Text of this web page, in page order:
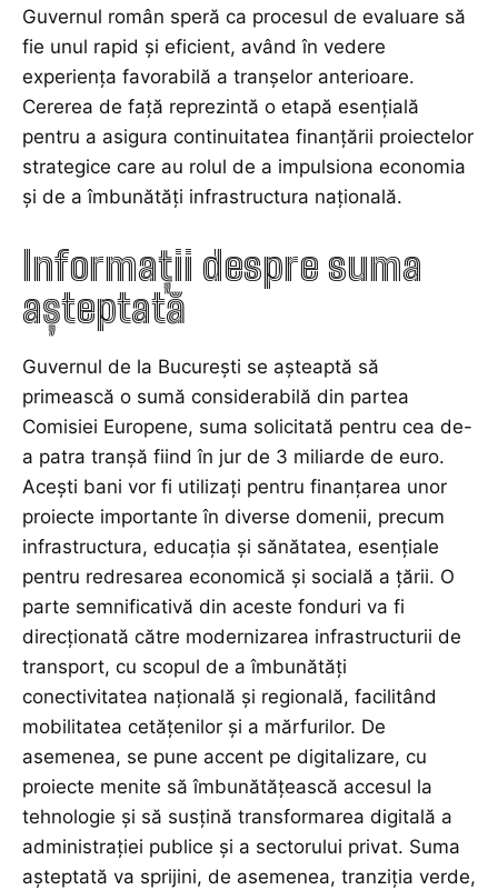
Guvernul român speră ca procesul de evaluare să
fie unul rapid și eficient, având în vedere
experiența favorabilă a tranșelor anterioare.
Cererea de față reprezintă o etapă esențială
pentru a asigura continuitatea finanțării proiectelor
strategice care au rolul de a impulsiona economia
și de a îmbunătăți infrastructura națională.
Informații despre suma
așteptată
Guvernul de la București se așteaptă să
primească o sumă considerabilă din partea
Comisiei Europene, suma solicitată pentru cea de-
a patra tranșă fiind în jur de 3 miliarde de euro.
Acești bani vor fi utilizați pentru finanțarea unor
proiecte importante în diverse domenii, precum
infrastructura, educația și sănătatea, esențiale
pentru redresarea economică și socială a țării. O
parte semnificativă din aceste fonduri va fi
direcționată către modernizarea infrastructurii de
transport, cu scopul de a îmbunătăți
conectivitatea națională și regională, facilitând
mobilitatea cetățenilor și a mărfurilor. De
asemenea, se pune accent pe digitalizare, cu
proiecte menite să îmbunătățească accesul la
tehnologie și să susțină transformarea digitală a
administrației publice și a sectorului privat. Suma
așteptată va sprijini, de asemenea, tranziția verde,